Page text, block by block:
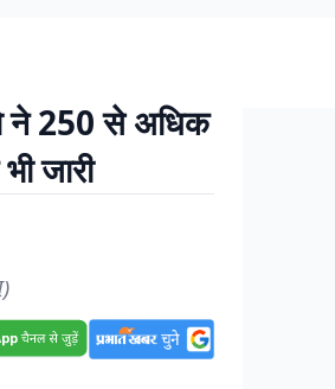
250 से अधिक
जारी